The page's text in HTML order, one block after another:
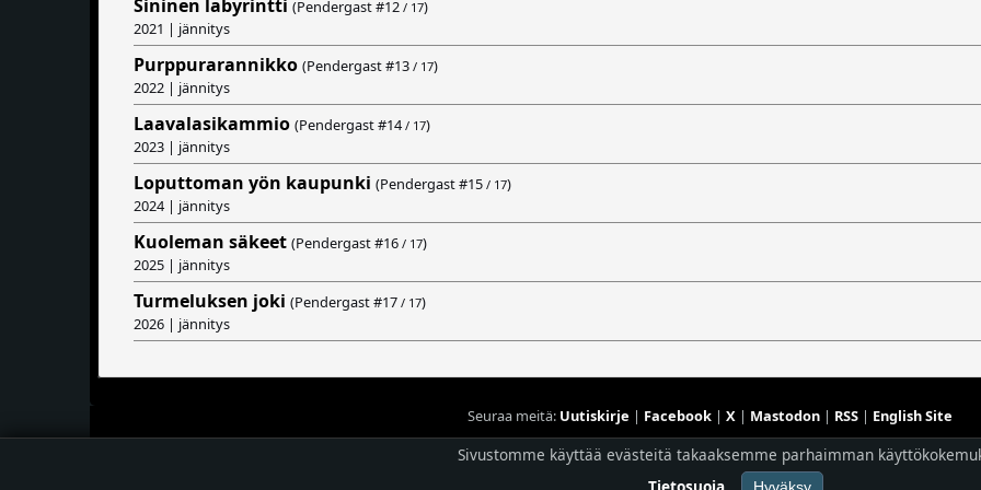
Sininen labyrintti (Pendergast #12 / 17)
2021 | jännitys
Purppurarannikko (Pendergast #13 / 17)
2022 | jännitys
Laavalasikammio (Pendergast #14 / 17)
2023 | jännitys
Loputtoman yön kaupunki (Pendergast #15 / 17)
2024 | jännitys
Kuoleman säkeet (Pendergast #16 / 17)
2025 | jännitys
Turmeluksen joki (Pendergast #17 / 17)
2026 | jännitys
Seuraa meitä: Uutiskirje | Facebook| X| Mastodon| RSS| English Site
Hostingpalvelun tarjoaaPlaneetta Internet Oy
© 1996 - 2026 Risingshadow. Kaikki oikeudet pidätetään.
Sivustomme käyttää evästeitä takaaksemme parhaimman